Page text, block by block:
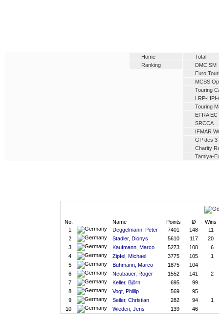
Home
Ranking
Total
DMC SM
Euro
MCSS
Touring
LRP-
Touring
EFRA EC
SRCCA
IFMAR
GP des 3
Charity
Tamiya-
No. Name Points Ø
Wins
1
Deggelmann, Peter 7401 148
11
2
Stadler, Dionys 5610 117
20
3
Kaufmann, Marco 5273 108
6
4
Zipfel, Michael 3775 105
1
5
Buhmann, Marco 1875
104
6
Neubauer, Roger 1552 141
2
7
Keller, Björn 695
99
8
Vogt, Phillip 569
95
9
Seiler, Christian 282 94
1
10
Wieden, Jens 139 46